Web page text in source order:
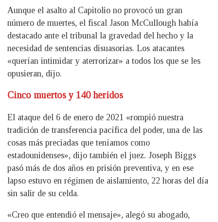
Aunque el asalto al Capitolio no provocó un gran
número de muertes, el fiscal Jason McCullough había
destacado ante el tribunal la gravedad del hecho y la
necesidad de sentencias disuasorias. Los atacantes
«querían intimidar y aterrorizar» a todos los que se les
opusieran, dijo.
Cinco muertos y 140 heridos
El ataque del 6 de enero de 2021 «rompió nuestra
tradición de transferencia pacífica del poder, una de las
cosas más preciadas que teníamos como
estadounidenses», dijo también el juez. Joseph Biggs
pasó más de dos años en prisión preventiva, y en ese
lapso estuvo en régimen de aislamiento, 22 horas del día
sin salir de su celda.
«Creo que entendió el mensaje», alegó su abogado,